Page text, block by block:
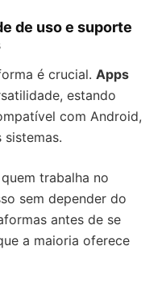
de uso e suporte
é crucial. Apps
estando
com Android,
sistemas.
trabalha no
sem depender do
antes de se
a maioria oferece